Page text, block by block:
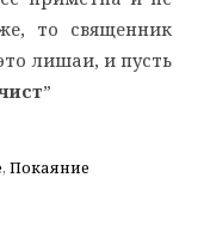
то священник
лишаи, и пусть
”
, Покаяние